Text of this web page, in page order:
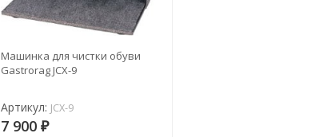
Машинка для чистки обуви
Gastrorag JCX-9
Артикул: JCX-9
7 900 ₽